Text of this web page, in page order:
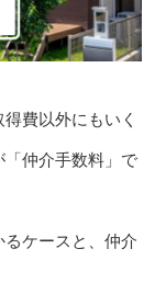
費以外にもいく
仲介手数料」で
ケースと、仲介